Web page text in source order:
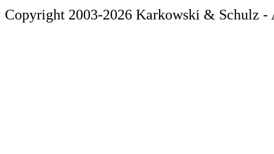
Copyright 2003-2026 Karkowski & Schulz